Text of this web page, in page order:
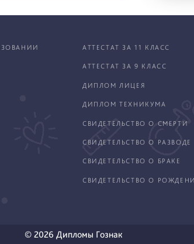
АТТЕСТАТ ЗА 11 КЛАСС
АТТЕСТАТ ЗА 9 КЛАСС
ДИПЛОМ ЛИЦЕЯ
ДИПЛОМ ТЕХНИКУМА
СВИДЕТЕЛЬСТВО О СМЕРТИ
СВИДЕТЕЛЬСТВО О РАЗВОДЕ
СВИДЕТЕЛЬСТВО О БРАКЕ
СВИДЕТЕЛЬСТВО О
© 2026 Дипломы Гознак